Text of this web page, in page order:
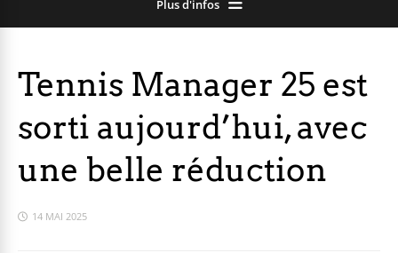
Plus d'infos
Tennis Manager 25 est
sorti aujourd’hui, avec
une belle réduction
14 MAI 2025